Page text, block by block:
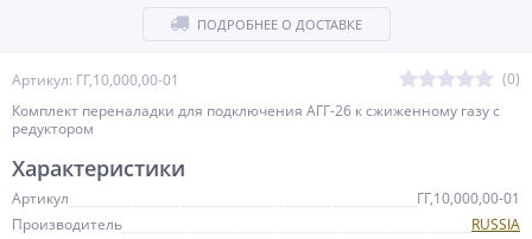
Артикул: ГГ,10,000,00-01
(0)
Комплект переналадки для подключения АГГ-26 к сжиженному газу с
редуктором
ПОДРОБНЕЕ О ДОСТАВКЕ
Характеристики
Артикул
ГГ,10,000,00-01
Производитель
RUSSIA